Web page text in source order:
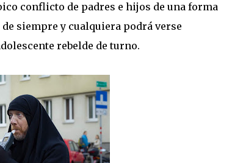
conflicto de padres e hijos de una forma
siempre y cualquiera podrá verse
rebelde de turno.